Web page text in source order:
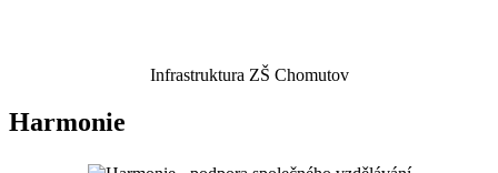
Infrastruktura ZŠ Chomutov
Harmonie